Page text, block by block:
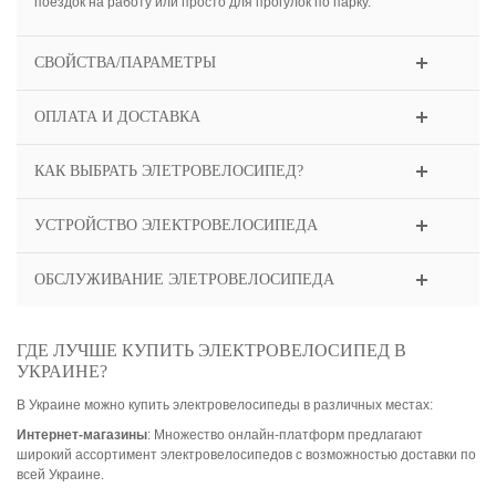
СВОЙСТВА/ПАРАМЕТРЫ
ОПЛАТА И ДОСТАВКА
КАК ВЫБРАТЬ ЭЛЕТРОВЕЛОСИПЕД?
УСТРОЙСТВО ЭЛЕКТРОВЕЛОСИПЕДА
ОБСЛУЖИВАНИЕ ЭЛЕТРОВЕЛОСИПЕДА
ГДЕ ЛУЧШЕ КУПИТЬ ЭЛЕКТРОВЕЛОСИПЕД В
УКРАИНЕ?
В Украине можно купить электровелосипеды в различных местах:
Интернет-магазины: Множество онлайн-платформ предлагают
широкий ассортимент электровелосипедов с возможностью доставки по
всей Украине.